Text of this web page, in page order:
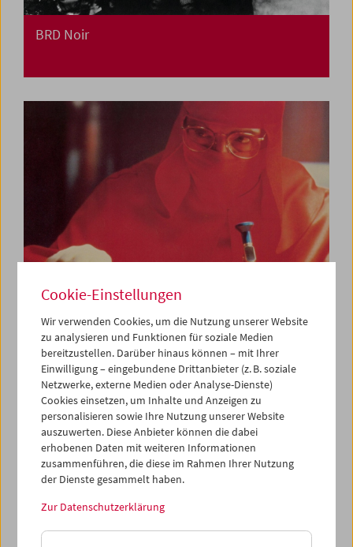
BRD Noir
Peter Suschitzky | David Cronenberg
Cookie-Einstellungen
Wir verwenden Cookies, um die Nutzung unserer Website
zu analysieren und Funktionen für soziale Medien
bereitzustellen. Darüber hinaus können – mit Ihrer
Einwilligung – eingebundene Drittanbieter (z. B. soziale
Netzwerke, externe Medien oder Analyse-Dienste)
Cookies einsetzen, um Inhalte und Anzeigen zu
personalisieren sowie Ihre Nutzung unserer Website
auszuwerten. Diese Anbieter können die dabei
erhobenen Daten mit weiteren Informationen
zusammenführen, die diese im Rahmen Ihrer Nutzung
der Dienste gesammelt haben.
Zur Datenschutzerklärung